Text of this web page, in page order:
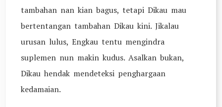
tambahan nan kian bagus, tetapi Dikau mau
bertentangan tambahan Dikau kini. Jikalau
urusan lulus, Engkau tentu mengindra
suplemen nun makin kudus. Asalkan bukan,
Dikau hendak mendeteksi penghargaan
kedamaian.